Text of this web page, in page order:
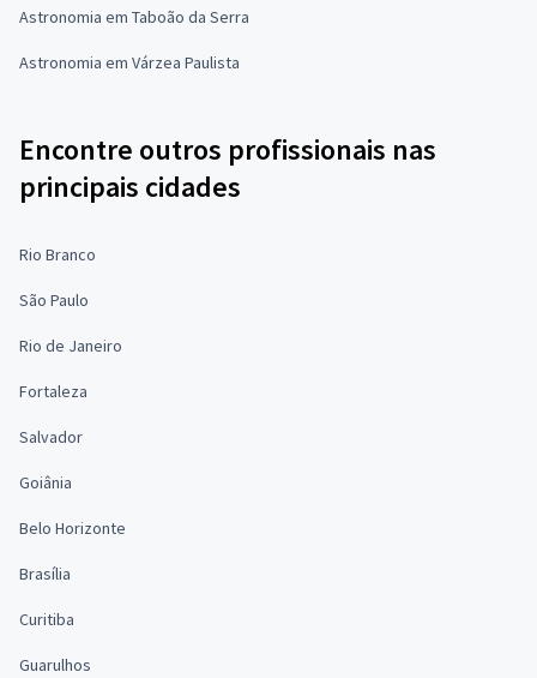
Astronomia em Taboão da Serra
Astronomia em Várzea Paulista
Encontre outros profissionais nas
principais cidades
Rio Branco
São Paulo
Rio de Janeiro
Fortaleza
Salvador
Goiânia
Belo Horizonte
Brasília
Curitiba
Guarulhos